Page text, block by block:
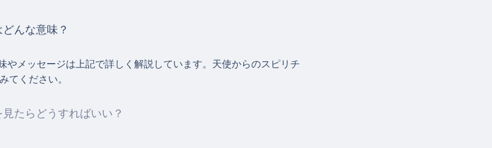
んな意味？
やメッセージは上記で詳しく解説しています。天使からのスピリチ
てください。
たらどうすればいい？